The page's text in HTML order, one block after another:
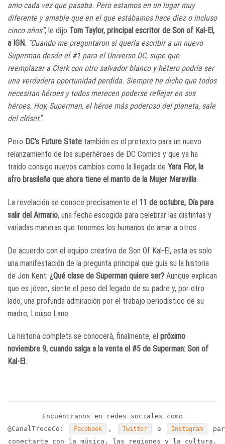
amo cada vez que pasaba. Pero estamos en un lugar muy
diferente y amable que en el que estábamos hace diez o incluso
cinco años", le dijo Tom Taylor, principal escritor de Son of Kal-El,
a IGN. "Cuando me preguntaron si quería escribir a un nuevo
Superman desde el #1 para el Universo DC, supe que
reemplazar a Clark con otro salvador blanco y hétero podría ser
una verdadera oportunidad perdida. Siempre he dicho que todos
necesitan héroes y todos merecen poderse reflejar en sus
héroes. Hoy, Superman, el héroe más poderoso del planeta, sale
del clóset".
Pero DC's Future State también es el pretexto para un nuevo
relanzamiento de los superhéroes de DC Comics y que ya ha
traído consigo nuevos cambios como la llegada de Yara Flor, la
afro brasileña que ahora tiene el manto de la Mujer Maravilla.
La revelación se conoce precisamente el 11 de octubre, Día para
salir del Armario, una fecha escogida para celebrar las distintas y
variadas maneras que tenemos los humanos de amar a otros.
De acuerdo con el equipo creativo de Son Of Kal-El, esta es solo
una manifestación de la pregunta principal que guía su la historia
de Jon Kent: ¿Qué clase de Superman quiere ser? Aunque explican
que es jóven, siente el peso del legado de su padre y, por otro
lado, una profunda admiración por el trabajo periodístico de su
madre, Louise Lane.
La historia completa se conocerá, finalmente, el próximo
noviembre 9, cuando salga a la venta el #5 de Superman: Son of
Kal-El.
Encuéntranos en redes sociales como
@CanalTreceCo:
Facebook , Twitter e Instagram
conectarte con la música, las regiones y la cultura.